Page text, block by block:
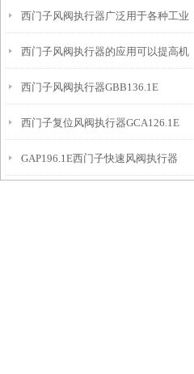
特殊工况要求
西门子风阀执行器广泛用于各种工业
通风和空调系统中
西门子风阀执行器的应用可以提高机
械设备的效率和质量
西门子风阀执行器GBB136.1E
西门子复位风阀执行器GCA126.1E
GAP196.1E西门子快速风阀执行器